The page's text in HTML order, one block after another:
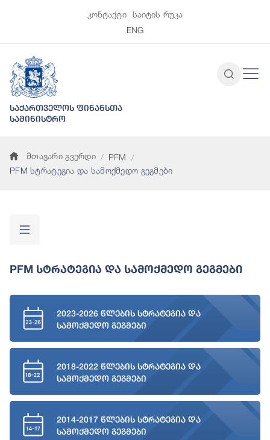
კონტაქტი
საიტის რუკა
ENG
საქართველოს ფინანსთა
სამინისტრო
მთავარი გვერდი
PFM
PFM სტრატეგია და სამოქმედო გეგმები
PFM Სტრატეგია Და Სამოქმედო Გეგმები
2023-2026 წლების სტრატეგია და
სამოქმედო გეგმები
2018-2022 წლების სტრატეგია და
სამოქმედო გეგმები
2014-2017 წლების სტრატეგია და
სამოქმედო გეგმები